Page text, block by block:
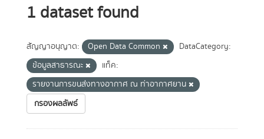
1 dataset found
สัญญาอนุญาต: Open Data Common
DataCategory:
ข้อมูลสาธารณะ
แท็ค:
รายงานการขนส่งทางอากาศ ณ ท่าอากาศยาน
กรองผลลัพธ์